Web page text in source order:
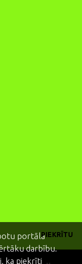
PIEKRĪTU
portāla
darbību.
ka piekrīti